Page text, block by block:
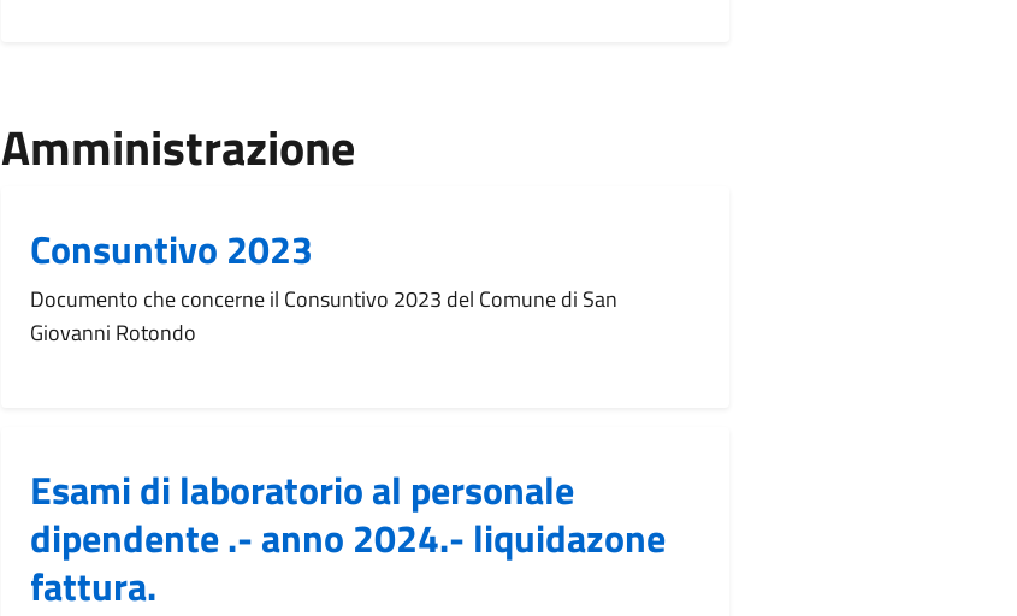
Amministrazione
Consuntivo 2023
Documento che concerne il Consuntivo 2023 del Comune di San
Giovanni Rotondo
Esami di laboratorio al personale
dipendente .- anno 2024.- liquidazone
fattura.